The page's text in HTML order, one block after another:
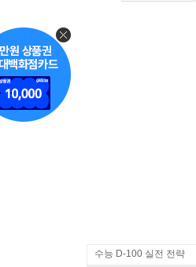
수능 D-100 실전 전략